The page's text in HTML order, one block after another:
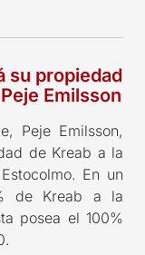
su propiedad
Emilsson
Peje Emilsson,
de Kreab a la
En un
de Kreab a la
posea el 100%